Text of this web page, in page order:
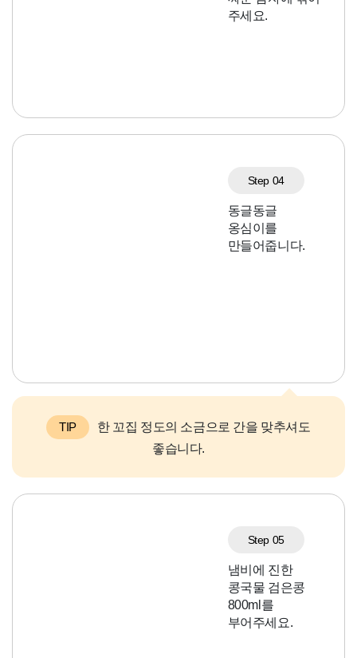
주세요.
Step 04
동글동글
옹심이를
만들어줍니다.
TIP
한 꼬집 정도의 소금으로 간을 맞추셔도
좋습니다.
Step 05
냄비에 진한
콩국물 검은콩
800ml를
부어주세요.